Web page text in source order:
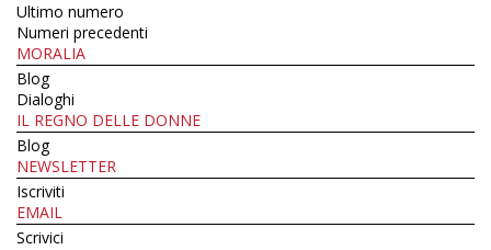
Ultimo numero
Numeri precedenti
MORALIA
Blog
Dialoghi
IL REGNO DELLE DONNE
Blog
NEWSLETTER
Iscriviti
EMAIL
Scrivici